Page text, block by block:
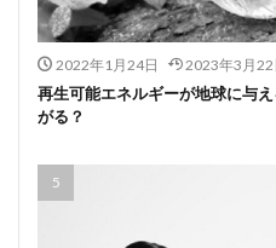
2022年1月24日 2023年3月22
再生可能エネルギーが地球に与
がる？